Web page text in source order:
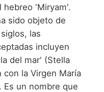
hebreo 'Miryam'.
sido objeto de
las
incluyen
del mar' (Stella
con la Virgen María
Es un nombre que